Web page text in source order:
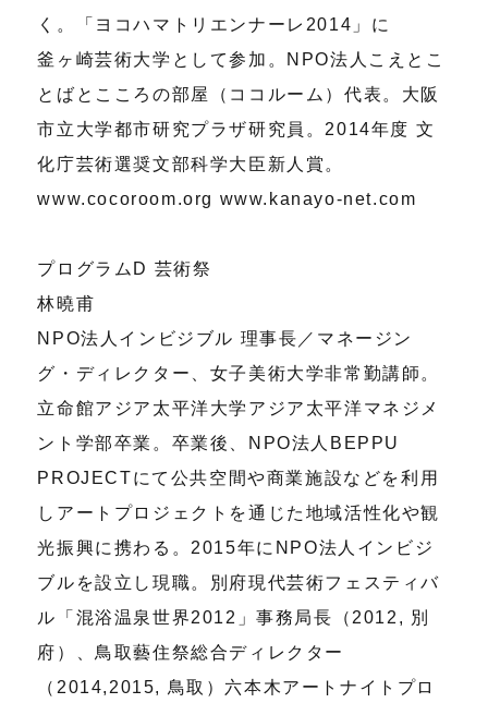
く。「ヨコハマトリエンナーレ2014」に
釜ヶ崎芸術大学として参加。NPO法人こえとこ
とばとこころの部屋（ココルーム）代表。大阪
市立大学都市研究プラザ研究員。2014年度 文
化庁芸術選奨文部科学大臣新人賞。
www.cocoroom.org www.kanayo-net.com
プログラムD 芸術祭
林曉甫
NPO法人インビジブル 理事長／マネージン
グ・ディレクター、女子美術大学非常勤講師。
立命館アジア太平洋大学アジア太平洋マネジメ
ント学部卒業。卒業後、NPO法人BEPPU
PROJECTにて公共空間や商業施設などを利用
しアートプロジェクトを通じた地域活性化や観
光振興に携わる。2015年にNPO法人インビジ
ブルを設立し現職。別府現代芸術フェスティバ
ル「混浴温泉世界2012」事務局長（2012, 別
府）、鳥取藝住祭総合ディレクター
（2014,2015, 鳥取）六本木アートナイトプロ